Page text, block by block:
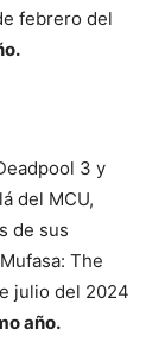
febrero del
3 y
del MCU,
de sus
The
julio del 2024
año.